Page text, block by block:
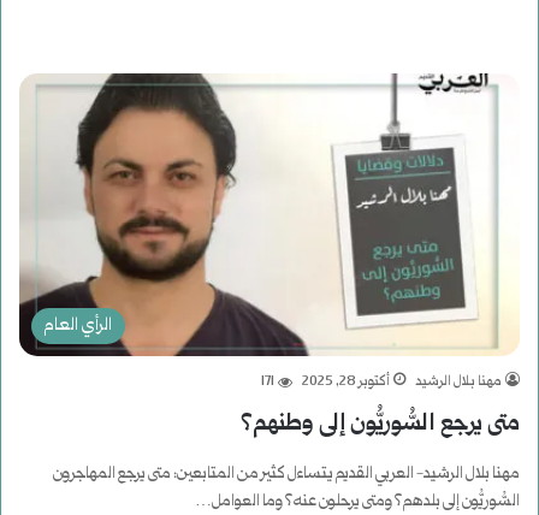
الرأي العام
مهنا بلال الرشيد أكتوبر 28, 2025 171
متى يرجع السُّوريُّون إلى وطنهم؟
مهنا بلال الرشيد- العربي القديم يتساءل كثير من المتابعين: متى يرجع المهاجرون
السُّوريُّون إلى بلدهم؟ ومتى يرحلون عنه؟ وما العوامل…